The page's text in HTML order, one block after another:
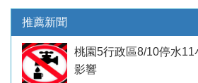
推薦新聞
桃園5行政區8/10停水
影響